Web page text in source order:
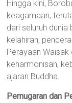
Hingga kini,
keagamaan,
dari seluruh
kelahiran,
Perayaan
keharmonisan,
ajaran Buddha.
Pemugaran dan